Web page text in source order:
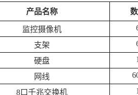
产品名称
监控摄像机
支架
硬盘 1
网线
8口千兆交换机 1